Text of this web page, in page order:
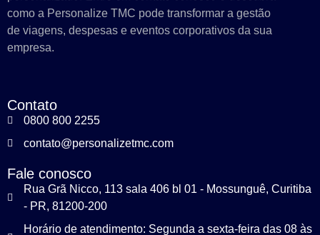
como a Personalize TMC pode transformar a gestão
de viagens, despesas e eventos corporativos da sua
empresa.
Contato
0800 800 2255
contato@personalizetmc.com
Fale conosco
Rua Grã Nicco, 113 sala 406 bl 01 - Mossunguê, Curitiba
- PR, 81200-200
Horário de atendimento: Segunda a sexta-feira das 08 às